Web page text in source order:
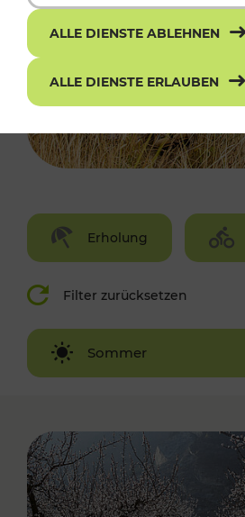
Erholung
Filter zurücksetzen
Sommer
Winter
ALLE DIENSTE ABLEHNEN
ALLE DIENSTE ERLAUBEN